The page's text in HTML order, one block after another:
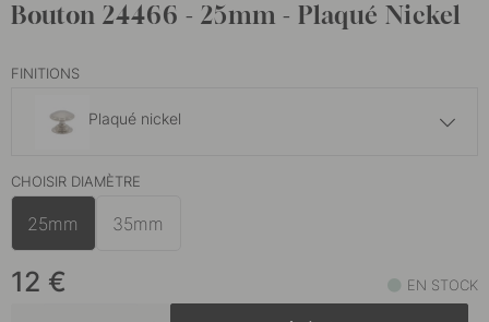
Bouton 24466 - 25mm - Plaqué Nickel
FINITIONS
Plaqué nickel
Laiton non traité
Laiton poli
CHOISIR DIAMÈTRE
25mm 35mm
12 € EN STOCK